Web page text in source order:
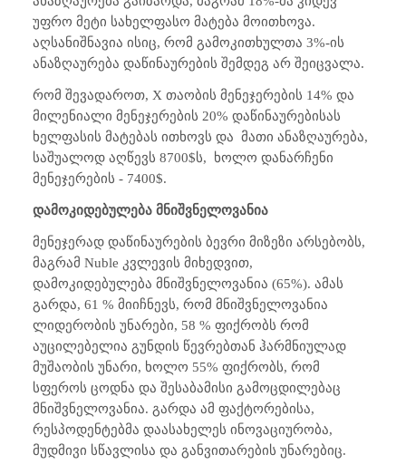
უფრო მეტი სახელფასო მატება მოითხოვა.
აღსანიშნავია ისიც, რომ გამოკითხულთა 3%-ის
ანაზღაურება დაწინაურების შემდეგ არ შეიცვალა.
რომ შევადაროთ, X თაობის მენეჯერების 14% და
მილენიალი მენეჯერების 20% დაწინაურებისას
ხელფასის მატებას ითხოვს და მათი ანაზღაურება,
საშუალოდ აღწევს 8700$ს,
ხოლო დანარჩენი
მენეჯერების - 7400$.
დამოკიდებულება მნიშვნელოვანია
მენეჯერად დაწინაურების ბევრი მიზეზი არსებობს,
მაგრამ Nuble კვლევის მიხედვით,
დამოკიდებულება მნიშვნელოვანია (65%). ამას
გარდა, 61 % მიიჩნევს, რომ მნიშვნელოვანია
ლიდერობის უნარები, 58 % ფიქრობს რომ
აუცილებელია გუნდის წევრებთან ჰარმნიულად
მუშაობის უნარი, ხოლო 55% ფიქრობს, რომ
სფეროს ცოდნა და შესაბამისი გამოცდილებაც
მნიშვნელოვანია. გარდა ამ ფაქტორებისა,
რესპოდენტებმა დაასახელეს ინოვაციურობა,
მუდმივი სწავლისა და განვითარების უნარებიც.